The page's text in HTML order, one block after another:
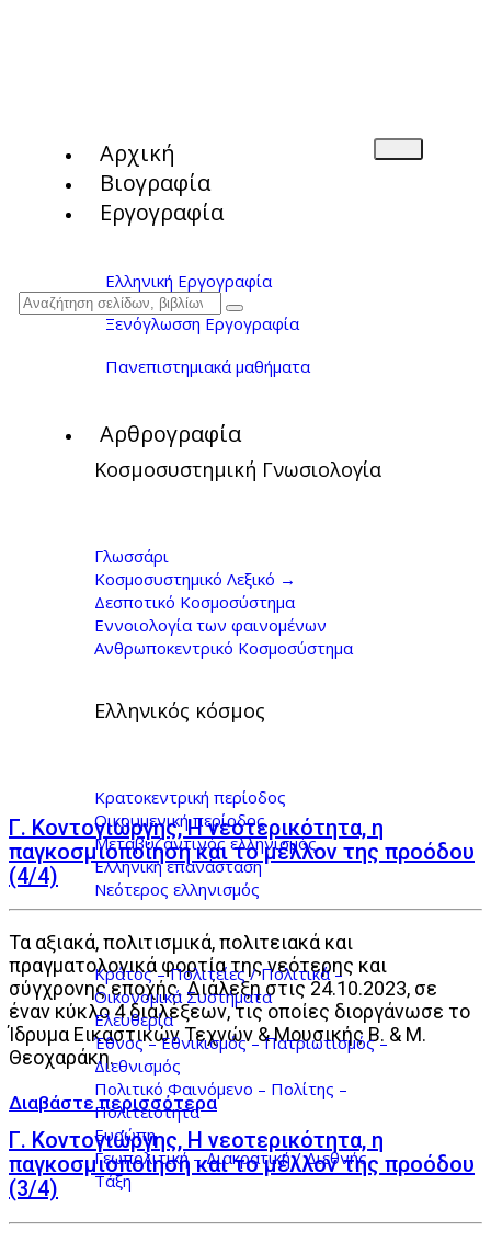
Αρχική
Βιογραφία
Εργογραφία
Ελληνική Εργογραφία
Ξενόγλωσση Εργογραφία
Πανεπιστημιακά μαθήματα
Αρθρογραφία
Κοσμοσυστημική Γνωσιολογία
Γλωσσάρι
Κοσμοσυστημικό Λεξικό →
Δεσποτικό Κοσμοσύστημα
Εννοιολογία των φαινομένων
Ανθρωποκεντρικό Κοσμοσύστημα
Ελληνικός κόσμος
Κρατοκεντρική περίοδος
Οικουμενική περίοδος
Μεταβυζαντινός ελληνισμός
Ελληνική επανάσταση
Νεότερος ελληνισμός
Κράτος – Πολιτείες / Πολιτικά –
Οικονομικά Συστήματα
Ελευθερία
Έθνος – Εθνικισμός – Πατριωτισμός –
Διεθνισμός
Πολιτικό Φαινόμενο – Πολίτης –
Πολιτειότητα
Ευρώπη
Γεωπολιτική – Διακρατική / Διεθνής
Τάξη
Θεοχαράκη Αρχεία -
Γιώργος Κοντογιώργης
Γ. Κοντογιώργης, Η νεοτερικότητα, η
παγκοσμιοποίηση και το μέλλον της προόδου
(4/4)
Τα αξιακά, πολιτισμικά, πολιτειακά και
πραγματολογικά φορτία της νεότερης και
σύγχρονης εποχής. Διάλεξη στις 24.10.2023, σε
έναν κύκλο 4 διαλέξεων, τις οποίες διοργάνωσε το
Ίδρυμα Εικαστικών Τεχνών & Μουσικής Β. & Μ.
Θεοχαράκη.
Γ. Κοντογιώργης, Η νεοτερικότητα, η
παγκοσμιοποίηση και το μέλλον της προόδου
(3/4)